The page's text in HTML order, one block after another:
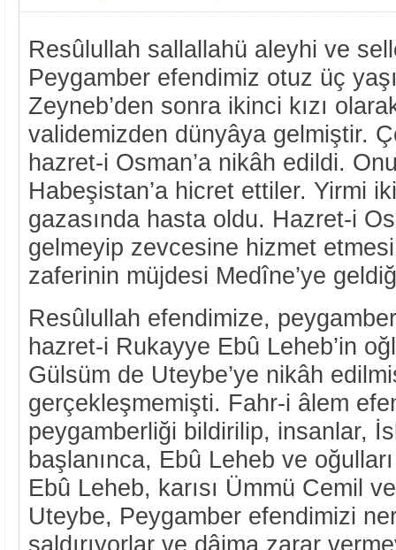
Resûlullah sallallahü aleyhi ve
Peygamber efendimiz otuz üç
Zeyneb’den sonra ikinci kızı
validemizden dünyâya gelmiştir.
hazret-i Osman’a nikâh edildi.
Habeşistan’a hicret ettiler. Yirmi
gazasında hasta oldu. Hazret-i
gelmeyip zevcesine hizmet
zaferinin müjdesi Medîne’ye
Resûlullah efendimize,
hazret-i Rukayye Ebû Leheb’in
Gülsüm de Uteybe’ye nikâh
gerçekleşmemişti. Fahr-i âlem
peygamberliği bildirilip, insanlar,
başlanınca, Ebû Leheb ve
Ebû Leheb, karısı Ümmü Cemil
Uteybe, Peygamber efendimizi
saldırıyorlar ve dâima zarar